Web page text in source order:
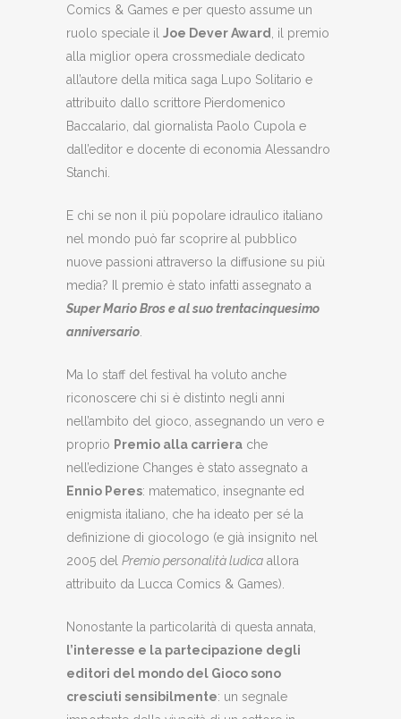
Comics & Games e per questo assume un
ruolo speciale il Joe Dever Award , il premio
alla miglior opera crossmediale dedicato
all’autore della mitica saga Lupo Solitario e
attribuito dallo scrittore Pierdomenico
Baccalario, dal giornalista Paolo Cupola e
dall’editor e docente di economia Alessandro
Stanchi.
E chi se non il più popolare idraulico italiano
nel mondo può far scoprire al pubblico
nuove passioni attraverso la diffusione su più
media? Il premio è stato infatti assegnato a
Super Mario Bros e al suo trentacinquesimo
anniversario
Ma lo staff del festival ha voluto anche
riconoscere chi si è distinto negli anni
nell’ambito del gioco, assegnando un vero e
proprio Premio alla carriera che
nell’edizione Changes è stato assegnato a
Ennio Peres: matematico, insegnante ed
enigmista italiano, che ha ideato per sé la
definizione di giocologo (e già insignito nel
2005 del Premio personalità ludica allora
attribuito da Lucca Comics & Games).
Nonostante la particolarità di questa annata,
l’interesse e la partecipazione degli
editori del mondo del Gioco sono
cresciuti sensibilmente: un segnale